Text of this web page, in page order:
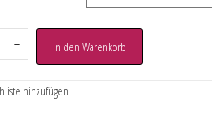
+ In den Warenkorb